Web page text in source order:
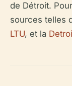
de Détroit.
sources telles
LTU, et la